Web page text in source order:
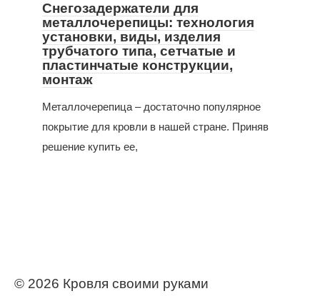
Снегозадержатели для
металлочерепицы: технология
установки, виды, изделия
трубчатого типа, сетчатые и
пластинчатые конструкции,
монтаж
Металлочерепица – достаточно популярное
покрытие для кровли в нашей стране. Приняв
решение купить ее,
© 2026 Кровля своими руками